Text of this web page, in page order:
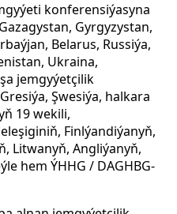
konferensiýasyna
Gyrgyzystan,
Belarus, Russiýa,
Ukraina,
jemgyýetçilik
Şwesiýa, halkara
19 wekili,
Finlýandiýanyň,
Litwanyň, Angliýanyň,
hem ÝHHG / DAGHBG-